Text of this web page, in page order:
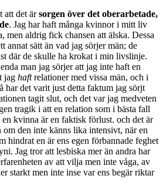
att det ärsorgen över det oberarbetade,
. Jag har haft många kvinnor i mitt liv
men aldrig fick chansen att älska. Dessa
annat sätt än vad jag sörjer män; de
där de skulle ha krokat i min livslinje.
man jag sörjer att jag inte haft en
jag haftrelationer med vissa män, och i
har det varit just detta faktum jag sörjt
tagit slut, och det var jag medveten
tragik i att en relation som i bästa fall
kvinna är en faktisk förlust. och det är
om den inte känns lika intensivt, när en
hindrat en är ens egen förbannade feghet
Jag tror att lesbiska mer än andra har
av att vilja men inte våga, av
starkt men inte inse var ens begär riktar